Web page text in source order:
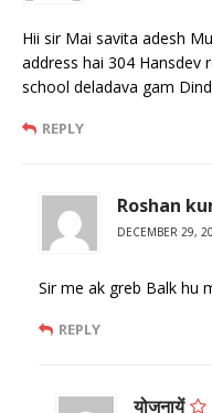
Hii sir Mai savita adesh
address hai 304 Hansdev
school deladava gam
REPLY
Roshan
DECEMBER 29,
Sir me ak greb Balk hu
REPLY
योजनायें